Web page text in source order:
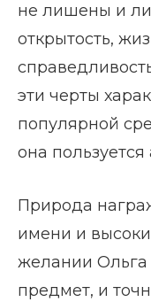
не лишены и
открытость,
эти черты
популярной
она пользуется
Природа
имени и
желании Ольга
предмет, и